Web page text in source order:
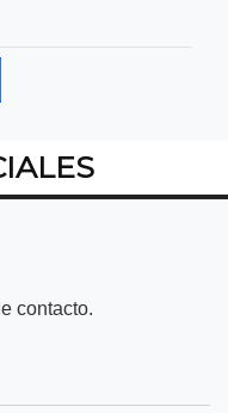
contacto.